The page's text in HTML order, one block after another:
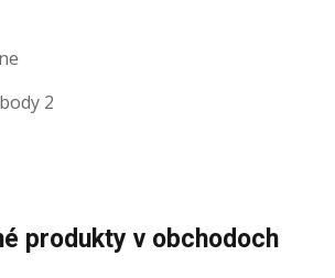
2
produkty v obchodoch